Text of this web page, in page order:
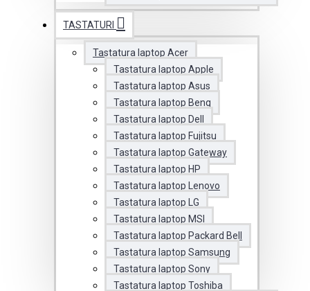
TASTATURI
Tastatura laptop Acer
Tastatura laptop Apple
Tastatura laptop Asus
Tastatura laptop Benq
Tastatura laptop Dell
Tastatura laptop Fujitsu
Tastatura laptop Gateway
Tastatura laptop HP
Tastatura laptop Lenovo
Tastatura laptop LG
Tastatura laptop MSI
Tastatura laptop Packard Bell
Tastatura laptop Samsung
Tastatura laptop Sony
Tastatura laptop Toshiba